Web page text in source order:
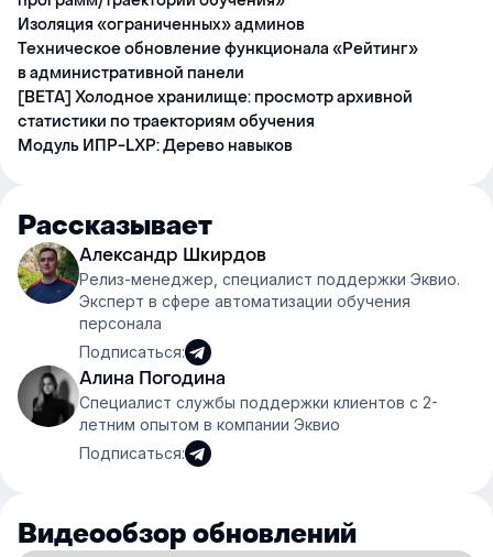
Изоляция «ограниченных» админов
Техническое обновление функционала «Рейтинг»
в административной панели
[BETA] Холодное хранилище: просмотр архивной
статистики по траекториям обучения
Модуль ИПР-LXP: Дерево навыков
Рассказывает
Александр Шкирдов
Релиз-менеджер, специалист поддержки Эквио.
Эксперт в сфере автоматизации обучения
персонала
Подписаться:
Алина Погодина
Специалист службы поддержки клиентов с 2-
летним опытом в компании Эквио
Подписаться:
Видеообзор обновлений